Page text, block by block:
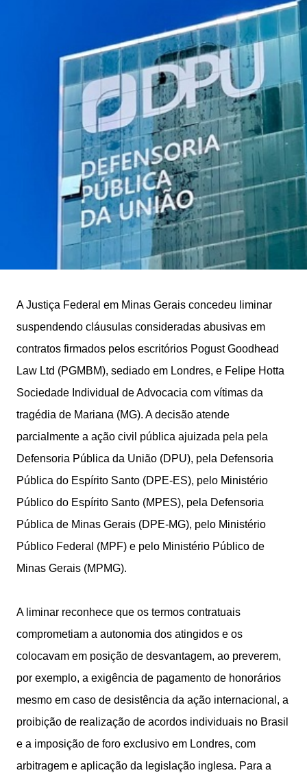
A Justiça Federal em Minas Gerais concedeu liminar
suspendendo cláusulas consideradas abusivas em
contratos firmados pelos escritórios Pogust Goodhead
Law Ltd (PGMBM), sediado em Londres, e Felipe Hotta
Sociedade Individual de Advocacia com vítimas da
tragédia de Mariana (MG). A decisão atende
parcialmente a ação civil pública ajuizada pela pela
Defensoria Pública da União (DPU), pela Defensoria
Pública do Espírito Santo (DPE-ES), pelo Ministério
Público do Espírito Santo (MPES), pela Defensoria
Pública de Minas Gerais (DPE-MG), pelo Ministério
Público Federal (MPF) e pelo Ministério Público de
Minas Gerais (MPMG).
A liminar reconhece que os termos contratuais
comprometiam a autonomia dos atingidos e os
colocavam em posição de desvantagem, ao preverem,
por exemplo, a exigência de pagamento de honorários
mesmo em caso de desistência da ação internacional, a
proibição de realização de acordos individuais no Brasil
e a imposição de foro exclusivo em Londres, com
arbitragem e aplicação da legislação inglesa. Para a